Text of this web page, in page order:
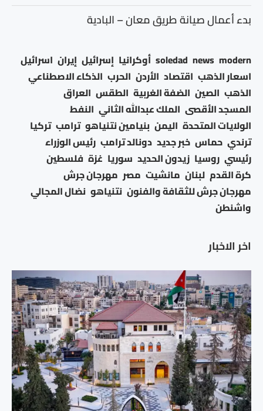
اخر الاخبار
بدء أعمال صيانة طريق معان – البادية
modern
news
soledad أوكرانيا إسرائيل إيران اسرائيل
اسعار الذهب اقتصاد الأردن الحرب الذكاء الاصطناعي
الذهب الصين الضفة الغربية الطقس العراق
المسجد الأقصى الملك عبدالله الثاني النفط
الولايات المتحدة اليمن بنيامين نتنياهو ترامب تركيا
ترندي حماس خبر جديد دونالد ترامب رئيس الوزراء
رئيسي روسيا زيدون الحديد سوريا غزة فلسطين
كرة القدم لبنان مانشيت مصر مهرجان جرش
مهرجان جرش للثقافة والفنون نتنياهو نضال المجالي
واشنطن